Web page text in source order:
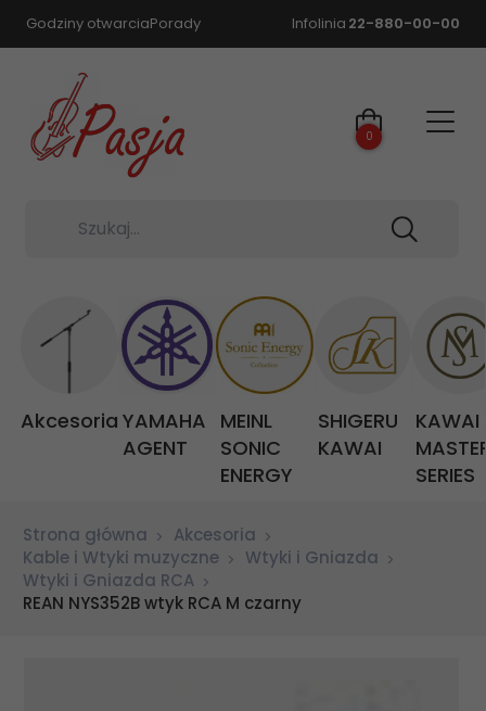
Godziny otwarciaPorady Infolinia 22-880-00-00
Szukaj...
0
Akcesoria YAMAHA
AGENT
MEINL
SONIC
ENERGY
SHIGERU
KAWAI
KAWAI
SERIES
Strona główna
Akcesoria
Kable i Wtyki muzyczne
Wtyki i Gniazda
Wtyki i Gniazda RCA
REAN NYS352B wtyk RCA M czarny